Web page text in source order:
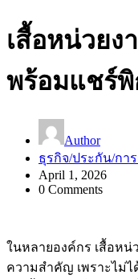
เสื้อหน่วย
พร้อมแชร์พิ
Author
ธุรกิจ/ประกัน/การ
April 1, 2026
0 Comments
ในหลายองค์กร เสื้อหน่
ความสำคัญ เพราะไม่ไ